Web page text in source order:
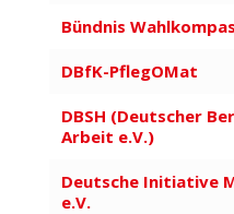
Bündnis
DBfK-PflegOMat
DBSH (Deut­scher
Arbeit e.V.)
Deutsche Initiative
e.V.